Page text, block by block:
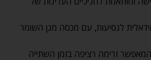
לנסיעות, עם מכסה מגן השומר
זרימה רציפה בזמן השתייה